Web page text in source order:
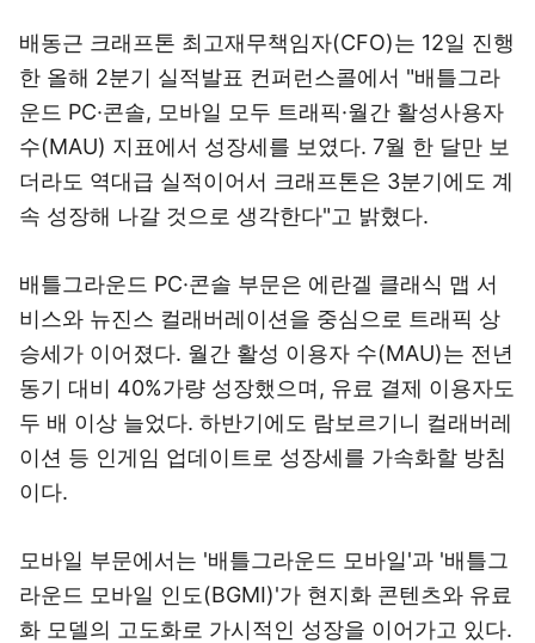
배동근 크래프톤 최고재무책임자(CFO)는 12일 진행
한 올해 2분기 실적발표 컨퍼런스콜에서 "배틀그라
운드 PC·콘솔, 모바일 모두 트래픽·월간 활성사용자
수(MAU) 지표에서 성장세를 보였다. 7월 한 달만 보
더라도 역대급 실적이어서 크래프톤은 3분기에도 계
속 성장해 나갈 것으로 생각한다"고 밝혔다.
배틀그라운드 PC·콘솔 부문은 에란겔 클래식 맵 서
비스와 뉴진스 컬래버레이션을 중심으로 트래픽 상
승세가 이어졌다. 월간 활성 이용자 수(MAU)는 전년
동기 대비 40%가량 성장했으며, 유료 결제 이용자도
두 배 이상 늘었다. 하반기에도 람보르기니 컬래버레
이션 등 인게임 업데이트로 성장세를 가속화할 방침
이다.
모바일 부문에서는 '배틀그라운드 모바일'과 '배틀그
라운드 모바일 인도(BGMI)'가 현지화 콘텐츠와 유료
화 모델의 고도화로 가시적인 성장을 이어가고 있다.